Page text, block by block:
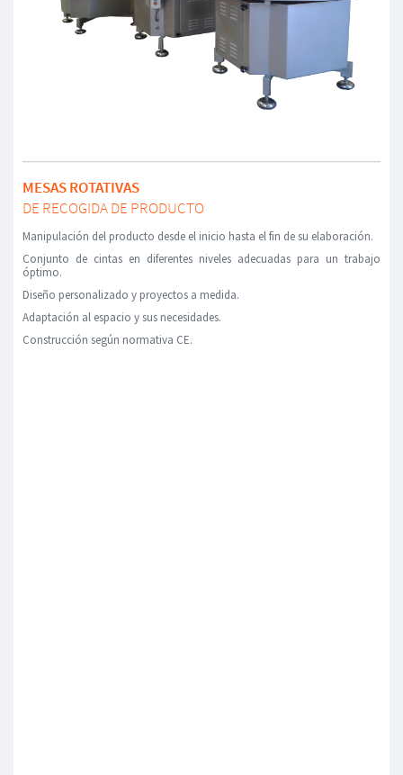
MESAS ROTATIVAS
DE RECOGIDA DE PRODUCTO
Manipulación del producto desde el inicio hasta el fin de su elaboración.
Conjunto de cintas en diferentes niveles adecuadas para un trabajo
óptimo.
Diseño personalizado y proyectos a medida.
Adaptación al espacio y sus necesidades.
Construcción según normativa CE.